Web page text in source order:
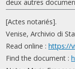
deux autres
[Actes notariés].
Venise, Archivio di
Read online : https://
Find the document :